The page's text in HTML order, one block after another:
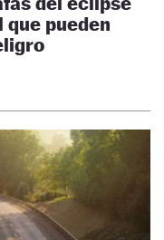
pueden